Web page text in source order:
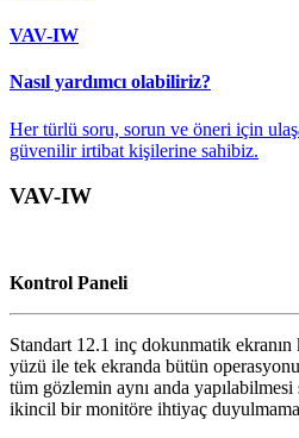
VAV-IW
Nasıl yardımcı olabiliriz?
Her türlü soru, sorun ve öneri için
güvenilir irtibat kişilerine sahibiz.
VAV-IW
Kontrol Paneli
Standart 12.1 inç dokunmatik ekranın
yüzü ile tek ekranda bütün
tüm gözlemin aynı anda
ikincil bir monitöre ihtiyaç